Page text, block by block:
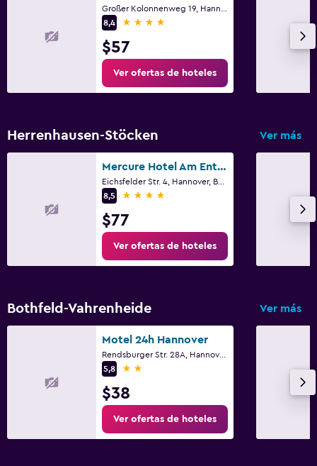
8,4
4 estrellas
$57
Ver ofertas de hoteles
Herrenhausen-Stöcken Ver más
Mercure Hotel Am Entenfang Hannover
8,5
4 estrellas
$77
Ver ofertas de hoteles
Bothfeld-Vahrenheide Ver más
Motel 24h Hannover
5,8
2 estrellas
$38
Ver ofertas de hoteles